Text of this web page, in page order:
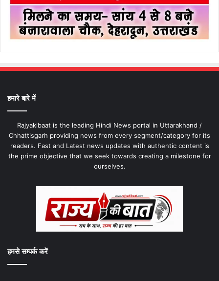
हमारे बारे में
Rajyakibaat is the leading Hindi News portal in Uttarakhand /
Chhattisgarh providing news from every segment/category for its
readers. Fast and Latest news updates with authentic content is
the prime objective that we seek towards creating a milestone for
ourselves.
हमसे सम्पर्क करें